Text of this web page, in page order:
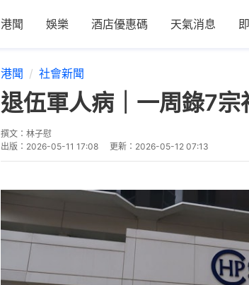
港聞 娛樂 酒店優惠碼 天氣消息
港聞 社會新聞
退伍軍人病｜一周錄7
撰文： 林子慰
出版： 2026-05-11 17:08 更新： 2026-05-12 07:13